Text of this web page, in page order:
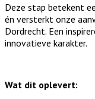
Deze stap betekent
én versterkt onze
Dordrecht. Een
innovatieve karakter.
Wat dit oplevert: